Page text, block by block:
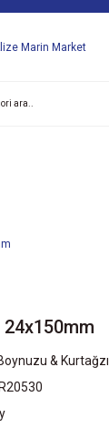
& Kurtağzı